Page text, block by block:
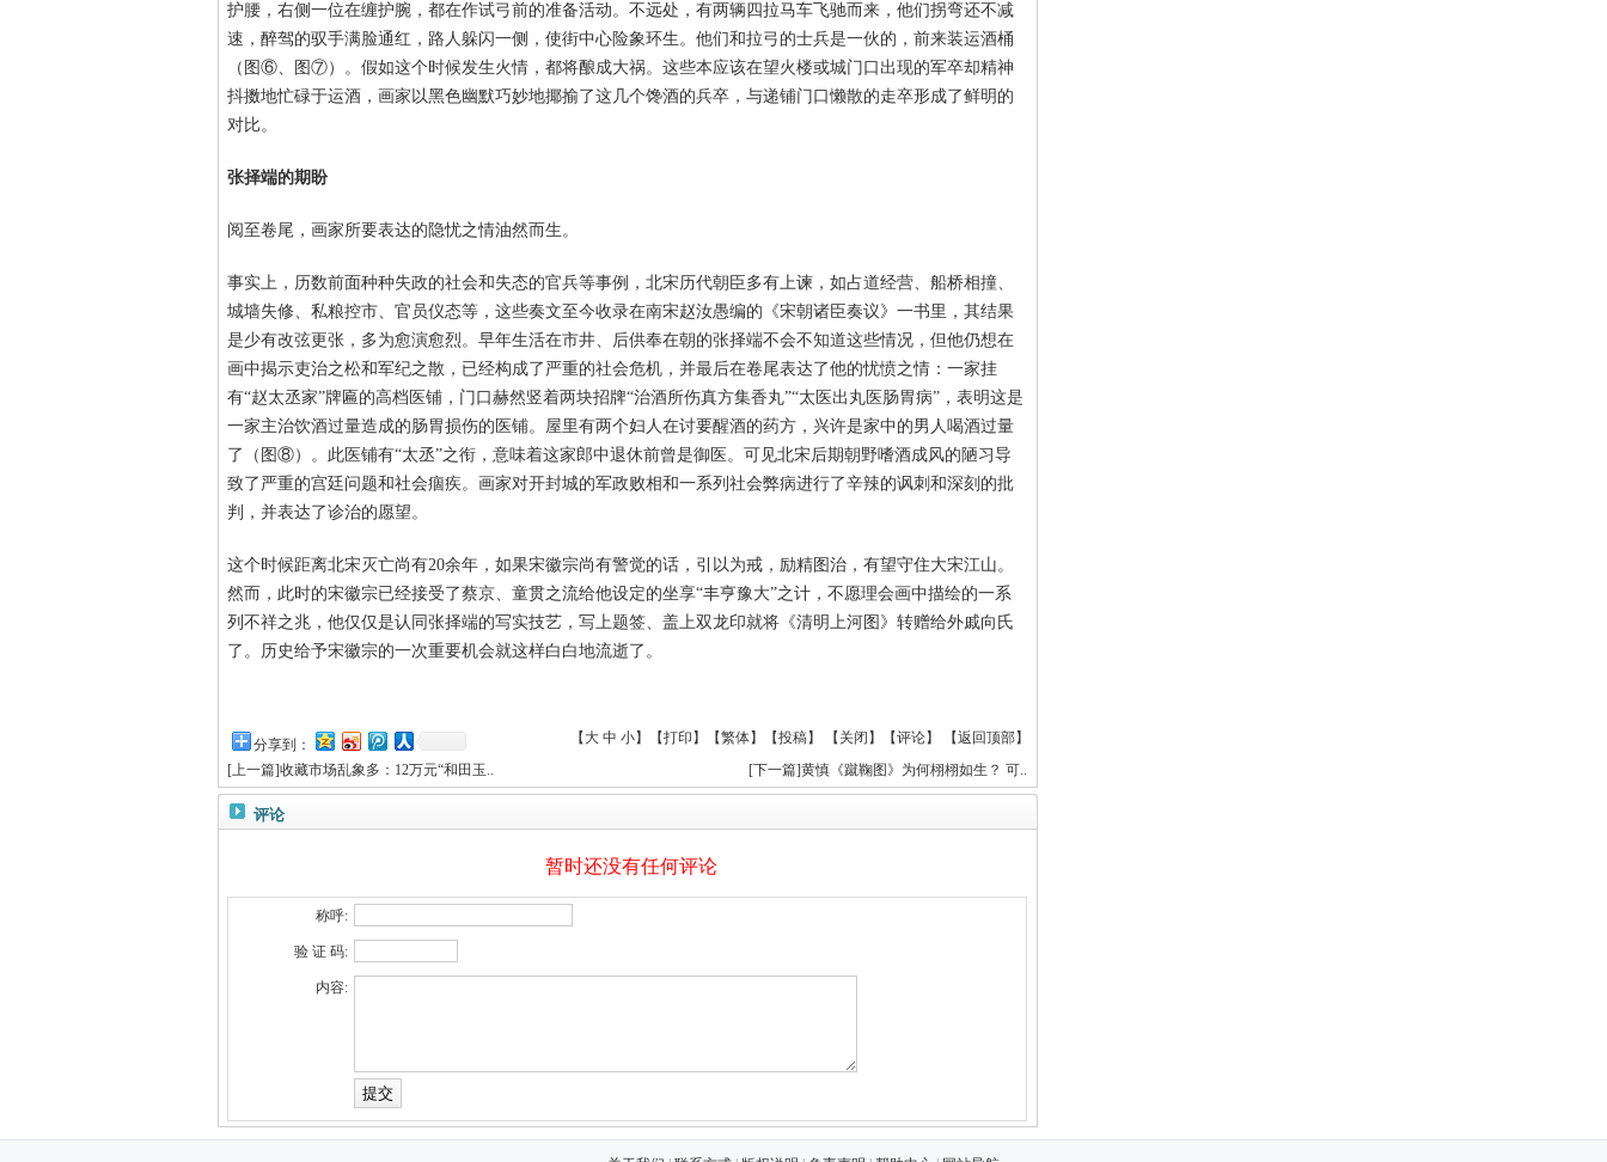
护腰，右侧一位在缠护腕，都在作试弓前的准备活动。不远处，有两辆四拉马车飞驰而来，他们拐弯还不减
速，醉驾的驭手满脸通红，路人躲闪一侧，使街中心险象环生。他们和拉弓的士兵是一伙的，前来装运酒桶
（图⑥、图⑦）。假如这个时候发生火情，都将酿成大祸。这些本应该在望火楼或城门口出现的军卒却精神
抖擞地忙碌于运酒，画家以黑色幽默巧妙地揶揄了这几个馋酒的兵卒，与递铺门口懒散的走卒形成了鲜明的
对比。
张择端的期盼
阅至卷尾，画家所要表达的隐忧之情油然而生。
事实上，历数前面种种失政的社会和失态的官兵等事例，北宋历代朝臣多有上谏，如占道经营、船桥相撞、
城墙失修、私粮控市、官员仪态等，这些奏文至今收录在南宋赵汝愚编的《宋朝诸臣奏议》一书里，其结果
是少有改弦更张，多为愈演愈烈。早年生活在市井、后供奉在朝的张择端不会不知道这些情况，但他仍想在
画中揭示吏治之松和军纪之散，已经构成了严重的社会危机，并最后在卷尾表达了他的忧愤之情：一家挂
有“赵太丞家”牌匾的高档医铺，门口赫然竖着两块招牌“治酒所伤真方集香丸”“太医出丸医肠胃病”，表明这是
一家主治饮酒过量造成的肠胃损伤的医铺。屋里有两个妇人在讨要醒酒的药方，兴许是家中的男人喝酒过量
了（图⑧）。此医铺有“太丞”之衔，意味着这家郎中退休前曾是御医。可见北宋后期朝野嗜酒成风的陋习导
致了严重的宫廷问题和社会痼疾。画家对开封城的军政败相和一系列社会弊病进行了辛辣的讽刺和深刻的批
判，并表达了诊治的愿望。
这个时候距离北宋灭亡尚有20余年，如果宋徽宗尚有警觉的话，引以为戒，励精图治，有望守住大宋江山。
然而，此时的宋徽宗已经接受了蔡京、童贯之流给他设定的坐享“丰亨豫大”之计，不愿理会画中描绘的一系
列不祥之兆，他仅仅是认同张择端的写实技艺，写上题签、盖上双龙印就将《清明上河图》转赠给外戚向氏
了。历史给予宋徽宗的一次重要机会就这样白白地流逝了。
分享到： 【 大 中 小】【打印 】 【繁体】【投稿】 【 关闭 】【评论】 【返回顶部】
[上一篇]收藏市场乱象多：12万元“和田玉.. [下一篇]黄慎《蹴鞠图》为何栩栩如生？ 可..
评论
暂时还没有任何评论
称呼:
验 证 码:
内容: